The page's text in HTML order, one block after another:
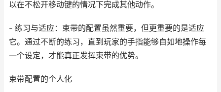
以在不松开移动键的情况下完成其他动作。
- 练习与适应：束带的配置虽然重要，但更重要的是适应
它。通过不断的练习，直到玩家的手指能够自如地操作每
一个设定，才能真正发挥束带的优势。
束带配置的个人化